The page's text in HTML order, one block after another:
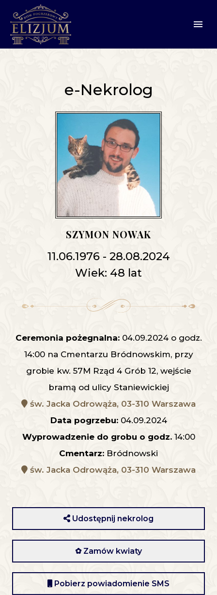
e-Nekrolog
SZYMON NOWAK
11.06.1976 - 28.08.2024
Wiek: 48 lat
Ceremonia pożegnalna:04.09.2024 o godz.
14:00 na Cmentarzu Bródnowskim, przy
grobie kw. 57M Rząd 4 Grób 12, wejście
bramą od ulicy Staniewickiej
św. Jacka Odrowąża, 03-310 Warszawa
Data pogrzebu:04.09.2024
Wyprowadzenie do grobu o godz.14:00
Cmentarz: Bródnowski
św. Jacka Odrowąża, 03-310 Warszawa
Udostępnij nekrolog
✿ Zamów kwiaty
Pobierz powiadomienie SMS